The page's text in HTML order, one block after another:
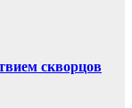
скворцов